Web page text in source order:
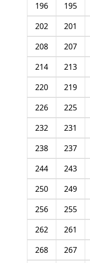
195
196
201
202
207
208
213
214
219
220
225
226
231
232
237
238
243
244
249
250
255
256
261
262
267
268